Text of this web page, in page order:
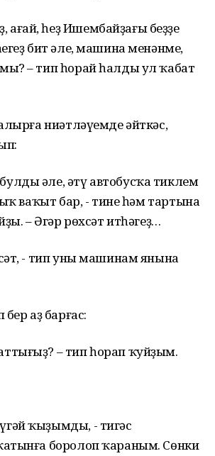
һеҙ Ишембайҙағы беҙҙең
бит әле, машина менәнме,
– тип һорай һалды ул ҡабат
ниәтләүемде әйткәс,
әле, әтү автобусҡа тиклем
ваҡыт бар, - тине һәм тартына
– Әгәр рөхсәт итһәгеҙ…
- тип уны машинам янына
аҙ барғас:
– тип һорап ҡуйҙым.
ҡыҙымды, - тигәс
боролоп ҡараным. Сөнки